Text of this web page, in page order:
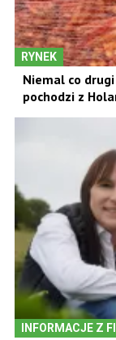
RYNEK
Niemal co
pochodzi z
INFORMACJE Z